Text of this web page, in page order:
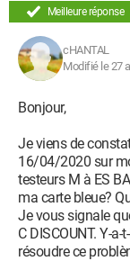
Meilleure réponse
cHANTAL
Modifié le 27
Bonjour,
Je viens de
16/04/2020 sur
testeurs M à ES
ma carte bleue?
Je vous signale
C DISCOUNT. Y-
résoudre ce